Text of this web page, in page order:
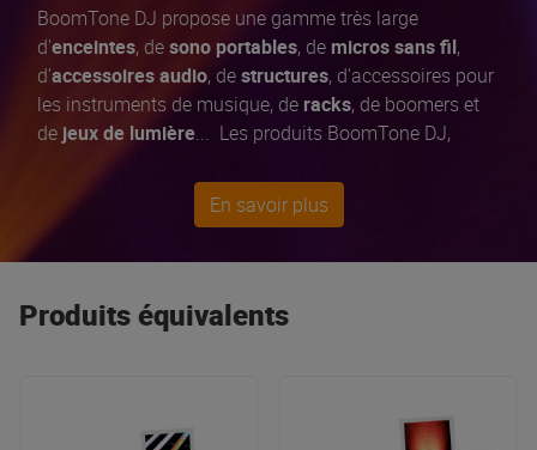
BoomTone DJ propose une gamme très large
d'enceintes, desono portables, de micros sans fil,
d'accessoires audio, destructures, d'accessoires pour
les instruments de musique, de racks, de boomers et
de jeux de lumière... Les produits BoomTone DJ,
qualité exigeant et permanentpour vous offrir
toujours le
meilleur rapport qualité / prix
En savoir plus
Produits équivalents